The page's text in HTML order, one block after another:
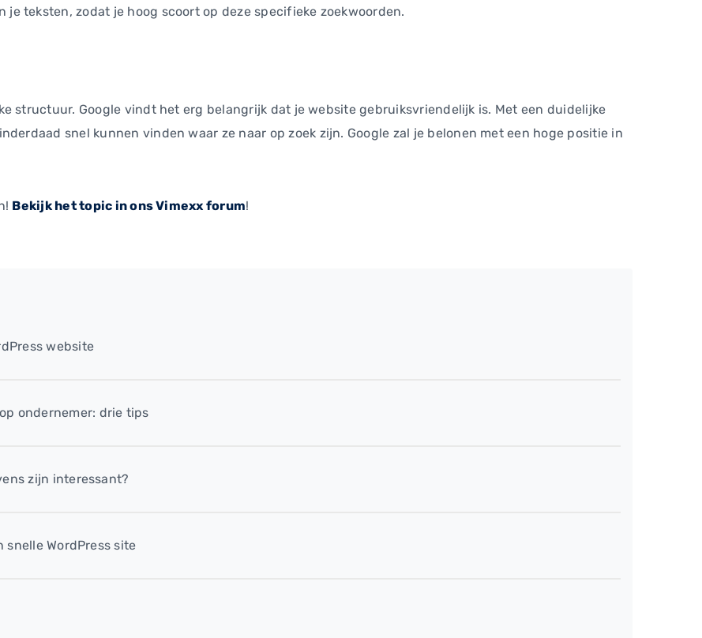
teksten, zodat je hoog scoort op deze specifieke zoekwoorden.
structuur. Google vindt het erg belangrijk dat je website gebruiksvriendelijk is. Met een duidelijke
snel kunnen vinden waar ze naar op zoek zijn. Google zal je belonen met een hoge positie in
Bekijk het topic in ons Vimexx forum!
website
ondernemer: drie tips
zijn interessant?
WordPress site